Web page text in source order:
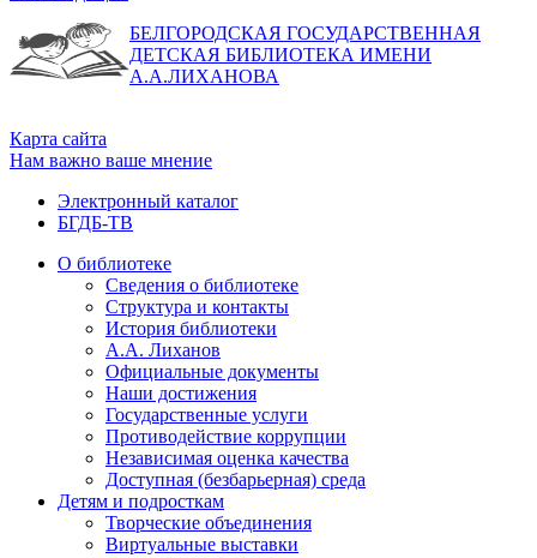
БЕЛГОРОДСКАЯ ГОСУДАРСТВЕННАЯ
ДЕТСКАЯ БИБЛИОТЕКА ИМЕНИ
А.А.ЛИХАНОВА
Карта сайта
Нам важно ваше мнение
Электронный каталог
БГДБ-ТВ
О библиотеке
Сведения о библиотеке
Структура и контакты
История библиотеки
А.А. Лиханов
Официальные документы
Наши достижения
Государственные услуги
Противодействие коррупции
Независимая оценка качества
Доступная (безбарьерная) среда
Детям и подросткам
Творческие объединения
Виртуальные выставки